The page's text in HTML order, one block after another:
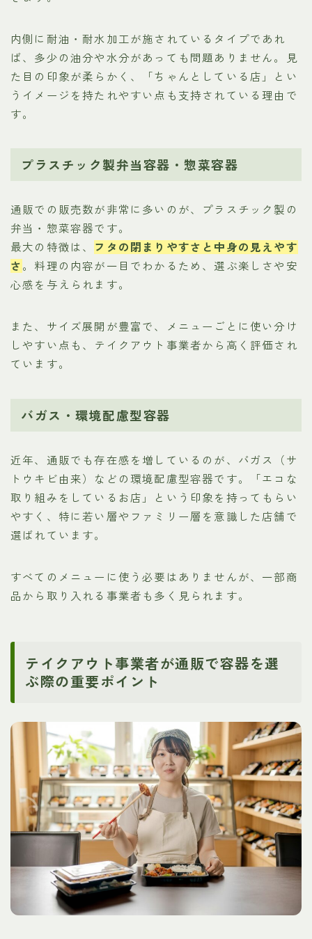
内側に耐油・耐水加工が施されているタイプであれ
ば、多少の油分や水分があっても問題ありません。見
た目の印象が柔らかく、「ちゃんとしている店」とい
うイメージを持たれやすい点も支持されている理由で
す。
プラスチック製弁当容器・惣菜容器
通販での販売数が非常に多いのが、プラスチック製の
弁当・惣菜容器です。
最大の特徴は、 フタの閉まりやすさと中身の見えやす
さ。料理の内容が一目でわかるため、選ぶ楽しさや安
心感を与えられます。
また、サイズ展開が豊富で、メニューごとに使い分け
しやすい点も、テイクアウト事業者から高く評価され
ています。
バガス・環境配慮型容器
近年、通販でも存在感を増しているのが、バガス（サ
トウキビ由来）などの環境配慮型容器です。「エコな
取り組みをしているお店」という印象を持ってもらい
やすく、特に若い層やファミリー層を意識した店舗で
選ばれています。
すべてのメニューに使う必要はありませんが、一部商
品から取り入れる事業者も多く見られます。
テイクアウト事業者が通販で容器を選
ぶ際の重要ポイント